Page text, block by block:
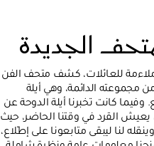
الجديدة
للعائلات، كشف متحف الفن
قطع رئيسية من مجموعته الدائمة، وهي أيلة
وفيما كانت تخبرنا أيلة الدوحة عن
يعيش القرد في وقتنا الحاضر، حيث
لنا ليبقى متابعونا على إطّلاع،